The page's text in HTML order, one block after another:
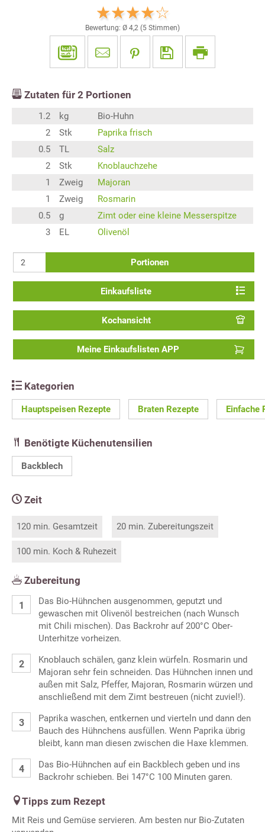
Bewertung: Ø 4,2 (5 Stimmen)
Zutaten für 2 Portionen
1.2 kg
Bio-Huhn
2
Stk
Paprika frisch
0.5
TL
Salz
2
Stk
Knoblauchzehe
1
Zweig
Majoran
1
Zweig
Rosmarin
0.5
g
Zimt oder eine kleine Messerspitze
3
EL Olivenöl
Portionen
Einkaufsliste
Kochansicht
Meine Einkaufslisten APP
Kategorien
Hauptspeisen Rezepte Braten Rezepte Einfache
Benötigte Küchenutensilien
Backblech
Zeit
120 min. Gesamtzeit 20 min. Zubereitungszeit
100 min. Koch & Ruhezeit
Zubereitung
Das Bio-Hühnchen ausgenommen, geputzt und
gewaschen mit Olivenöl bestreichen (nach Wunsch
mit Chili mischen). Das Backrohr auf 200°C Ober-
Unterhitze vorheizen.
Knoblauch schälen, ganz klein würfeln. Rosmarin und
Majoran sehr fein schneiden. Das Hühnchen innen und
außen mit Salz, Pfeffer, Majoran, Rosmarin würzen und
anschließend mit dem Zimt bestreuen (nicht zuviel!).
Paprika waschen, entkernen und vierteln und dann den
Bauch des Hühnchens ausfüllen. Wenn Paprika übrig
bleibt, kann man diesen zwischen die Haxe klemmen.
Das Bio-Hühnchen auf ein Backblech geben und ins
Backrohr schieben. Bei 147°C 100 Minuten garen.
Tipps zum Rezept
Mit Reis und Gemüse servieren. Am besten nur Bio-Zutaten